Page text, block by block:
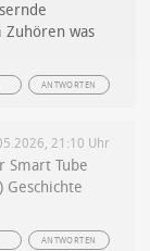
Zuhören was
ANTWORTEN
21:10 Uhr
Smart Tube
ANTWORTEN